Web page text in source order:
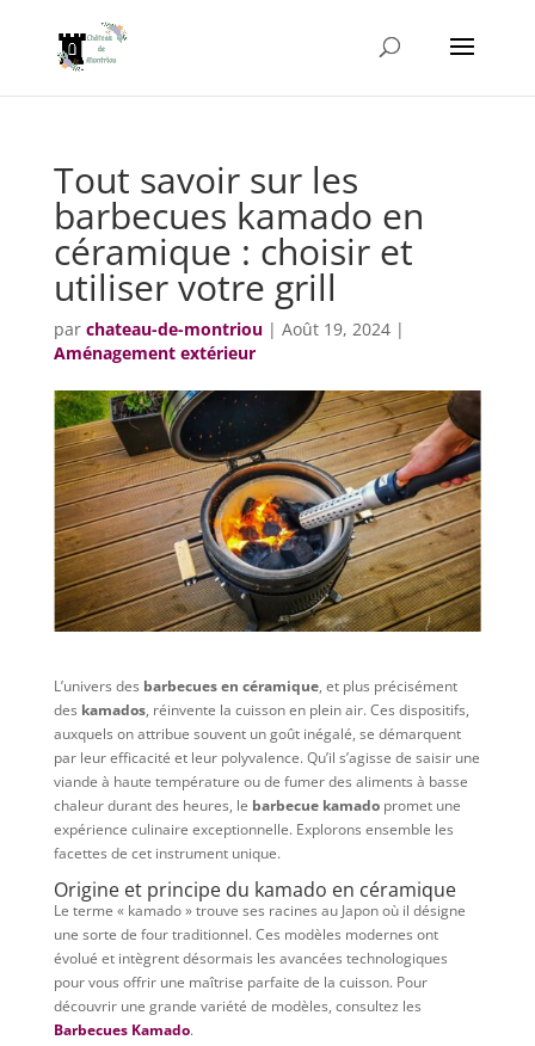
Tout savoir sur les
barbecues kamado en
céramique : choisir et
utiliser votre grill
par chateau-de-montriou| Août 19, 2024|
Aménagement extérieur
L’univers des barbecues en céramique, et plus précisément
des kamados, réinvente la cuisson en plein air. Ces dispositifs,
auxquels on attribue souvent un goût inégalé, se démarquent
par leur efficacité et leur polyvalence. Qu’il s’agisse de saisir une
viande à haute température ou de fumer des aliments à basse
chaleur durant des heures, le barbecue kamadopromet une
expérience culinaire exceptionnelle. Explorons ensemble les
facettes de cet instrument unique.
Origine et principe du kamado en céramique
Le terme « kamado » trouve ses racines au Japon où il désigne
une sorte de four traditionnel. Ces modèles modernes ont
évolué et intègrent désormais les avancées technologiques
pour vous offrir une maîtrise parfaite de la cuisson. Pour
découvrir une grande variété de modèles, consultez les
Barbecues Kamado.